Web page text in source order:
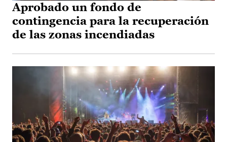
Aprobado un fondo de
contingencia para la recuperación
de las zonas incendiadas